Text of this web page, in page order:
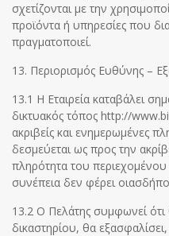
σχετίζονται με την
προϊόντα ή υπηρεσίες που
πραγματοποιεί.
13. Περιορισμός Ευθύνης –
13.1 Η Εταιρεία καταβάλει
δικτυακός τόπος http://
ακριβείς και ενημερωμένες
δεσμεύεται ως προς την
πληρότητα του
συνέπεια δεν φέρει
13.2 Ο Πελάτης συμφωνεί ότι
δικαστηρίου, θα